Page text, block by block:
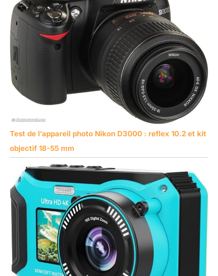
Test de l’appareil photo Nikon D3000 : reflex 10.2 et kit
objectif 18-55 mm